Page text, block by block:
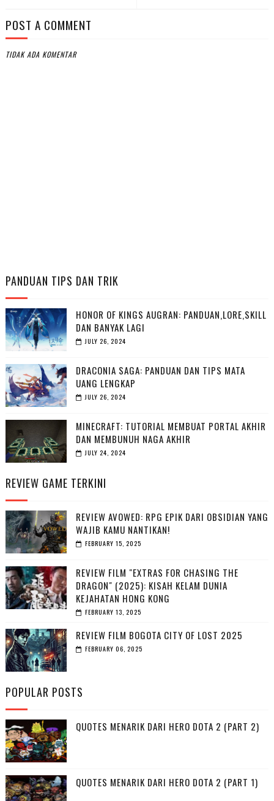
POST A COMMENT
TIDAK ADA KOMENTAR
PANDUAN TIPS DAN TRIK
HONOR OF KINGS AUGRAN: PANDUAN,LORE,SKILL
DAN BANYAK LAGI
JULY 26, 2024
DRACONIA SAGA: PANDUAN DAN TIPS MATA
UANG LENGKAP
JULY 26, 2024
MINECRAFT: TUTORIAL MEMBUAT PORTAL AKHIR
DAN MEMBUNUH NAGA AKHIR
JULY 24, 2024
REVIEW GAME TERKINI
REVIEW AVOWED: RPG EPIK DARI OBSIDIAN YANG
WAJIB KAMU NANTIKAN!
FEBRUARY 15, 2025
REVIEW FILM "EXTRAS FOR CHASING THE
DRAGON" (2025): KISAH KELAM DUNIA
KEJAHATAN HONG KONG
FEBRUARY 13, 2025
REVIEW FILM BOGOTA CITY OF LOST 2025
FEBRUARY 06, 2025
POPULAR POSTS
QUOTES MENARIK DARI HERO DOTA 2 (PART 2)
QUOTES MENARIK DARI HERO DOTA 2 (PART 1)